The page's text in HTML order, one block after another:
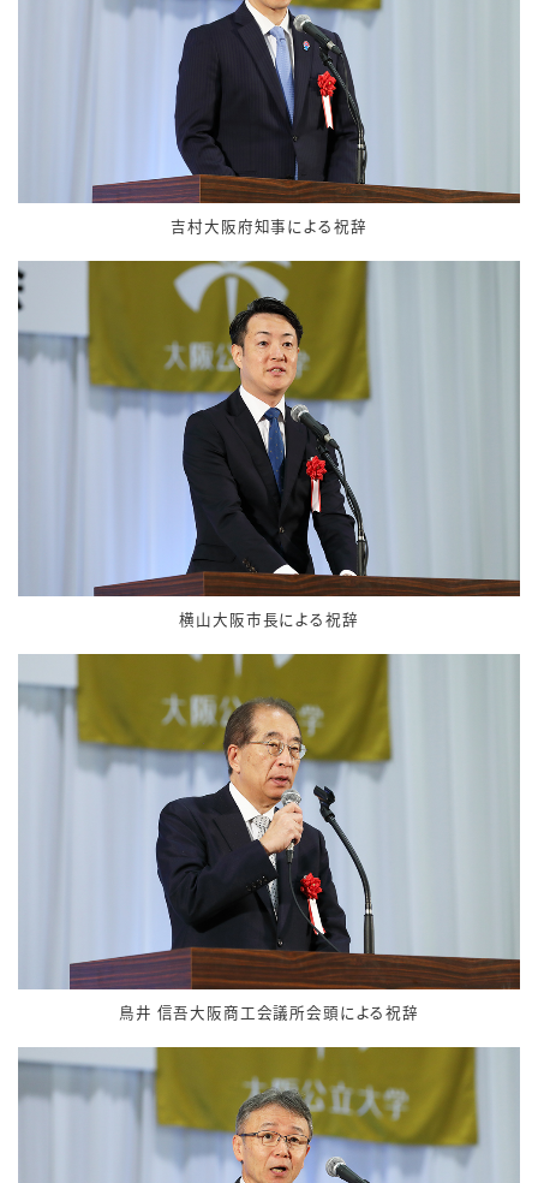
吉村大阪府知事による祝辞
横山大阪市長による祝辞
鳥井 信吾大阪商工会議所会頭による祝辞